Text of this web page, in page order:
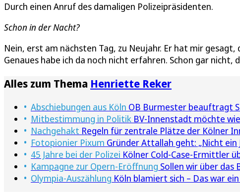
Durch einen Anruf des damaligen Polizeipräsidenten.
Schon in der Nacht?
Nein, erst am nächsten Tag, zu Neujahr. Er hat mir
Genaues habe ich da noch nicht erfahren. Schon gar nicht,
Alles zum Thema Henriette Reker
Abschiebungen aus Köln OB Burmester beauftragt
Mitbestimmung in Politik BV-Innenstadt möchte
Nachgehakt Regeln für zentrale Plätze der Kölner
Fotopionier Pixum Gründer Attallah geht: „Nicht ein
45 Jahre bei der Polizei Kölner Cold-Case-Ermittler
Kampagne zur Opern-Eröffnung Sollen wir über das
Olympia-Auszählung Köln blamiert sich – Das war